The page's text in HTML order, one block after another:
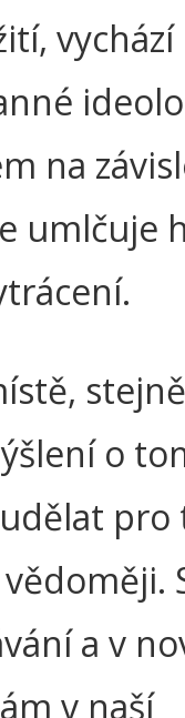
na
umlčuje
o
pro
a v
v naší